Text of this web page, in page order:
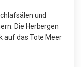
und
Die Herbergen
auf das Tote Meer